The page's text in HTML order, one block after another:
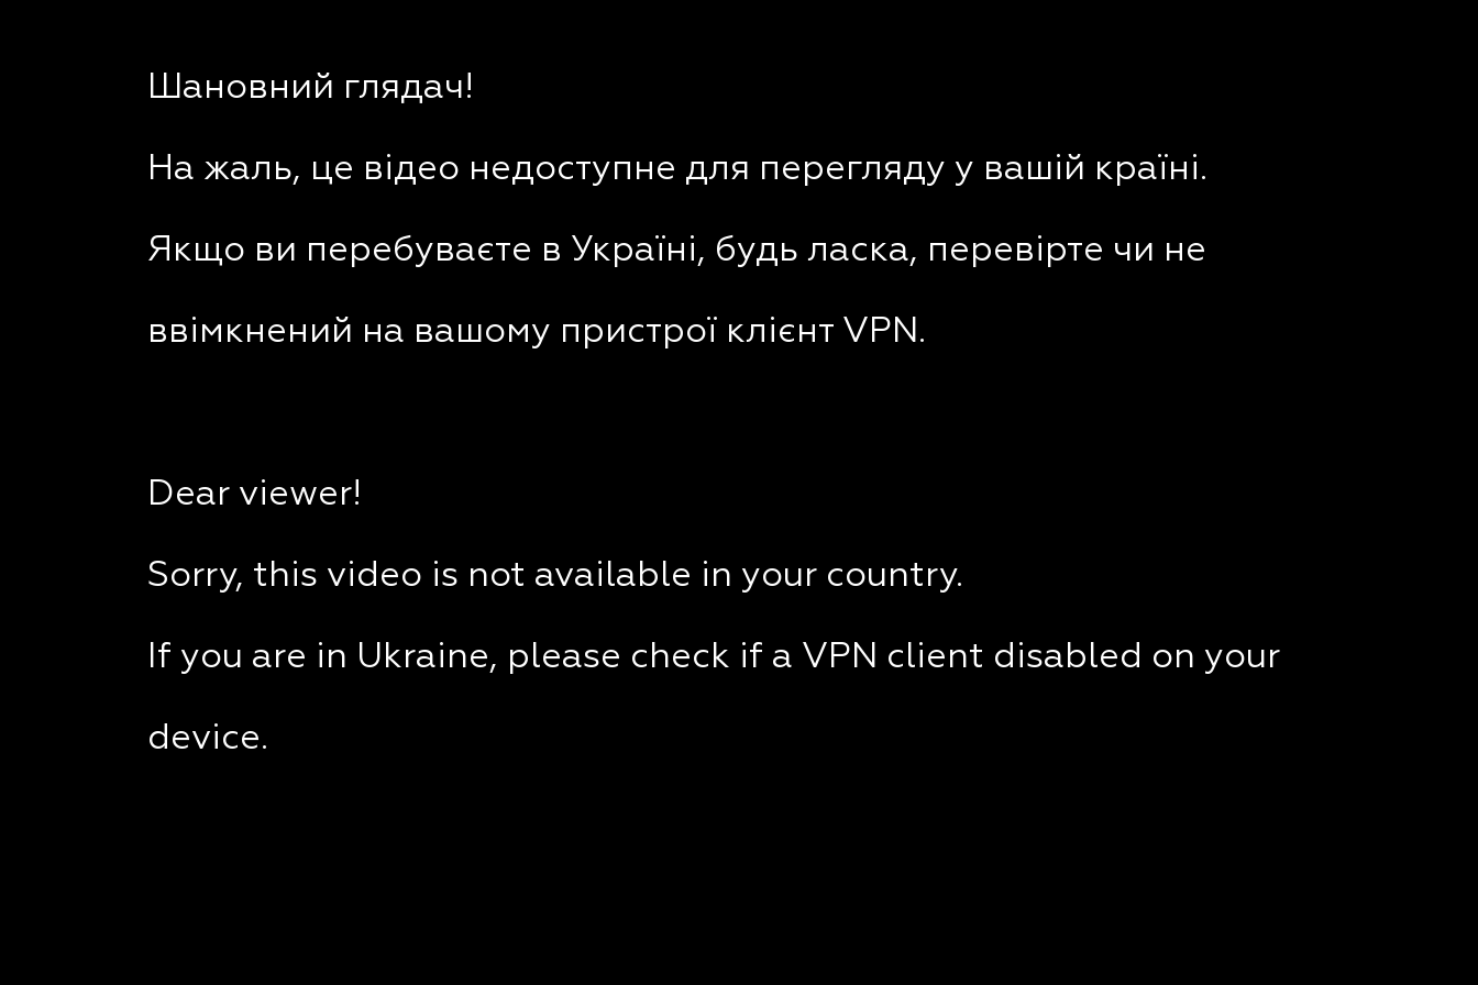
Шановний глядач!
На жаль, це відео недоступне для перегляду у вашій країні.
Якщо ви перебуваєте в Україні, будь ласка, перевірте чи не
ввімкнений на вашому пристрої клієнт VPN.
Dear viewer!
Sorry, this video is not available in your country.
If you are in Ukraine, please check if a VPN client disabled on your
device.